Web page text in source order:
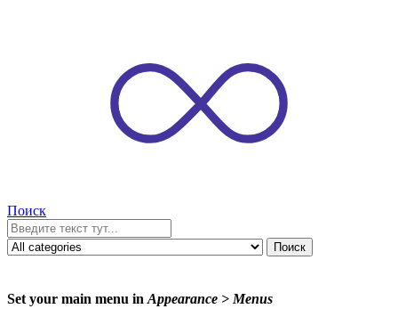
Поиск
Поиск
Set your main menu in Appearance > Menus